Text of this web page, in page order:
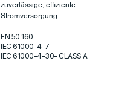
zuverlässige, effiziente
Stromversorgung
EN 50 160
IEC 61000-4-7
IEC 61000-4-30- CLASS A